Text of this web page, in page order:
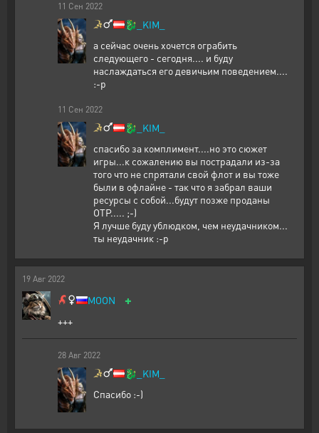
11 Сен 2022
🐉 _KIM_
а сейчас очень хочется ограбить
следующего - сегодня.... и буду
наслаждаться его девичьим поведением....
:-p
11 Сен 2022
🐉 _KIM_
спасибо за комплимент....но это сюжет
игры...к сожалению вы пострадали из-за
того что не спрятали свой флот и вы тоже
были в офлайне - так что я забрал ваши
ресурсы с собой...будут позже проданы
ОТР..... ;-)
Я лучше буду ублюдком, чем неудачником...
ты неудачник :-p
19 Авг 2022
MOON +
+++
28 Авг 2022
🐉 _KIM_
Спасибо :-)